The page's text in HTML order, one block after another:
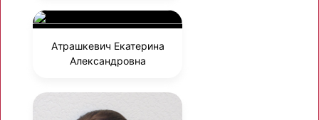
Атрашкевич Екатерина
Александровна